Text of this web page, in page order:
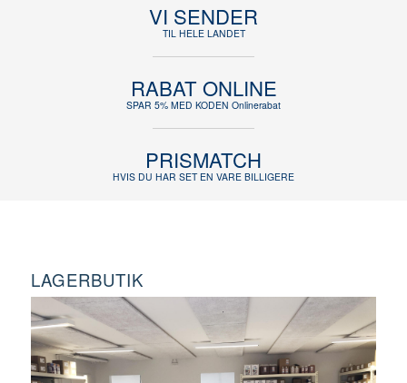
VI SENDER
TIL HELE LANDET
RABAT ONLINE
SPAR 5% MED KODEN Onlinerabat
PRISMATCH
HVIS DU HAR SET EN VARE BILLIGERE
LAGERBUTIK